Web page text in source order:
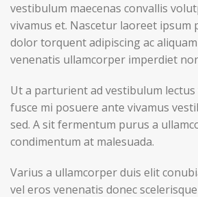
vestibulum maecenas convallis
vivamus et. Nascetur laoreet ipsum
dolor torquent adipiscing ac
venenatis ullamcorper imperdiet
Ut a parturient ad vestibulum
fusce mi posuere ante vivamus
sed. A sit fermentum purus a
condimentum at malesuada.
Varius a ullamcorper duis elit
vel eros venenatis donec